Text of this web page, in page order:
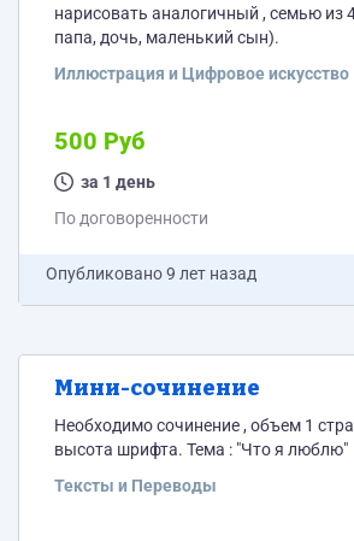
нарисовать аналогичный , семью из
папа, дочь, маленький сын).
Иллюстрация и Цифровое искусство
500 Руб
за 1 день
По договоренности
Опубликовано9 лет назад
Мини-сочинение
Необходимо сочинение , объем 1
высота шрифта. Тема : "Что я люблю"
Тексты и Переводы